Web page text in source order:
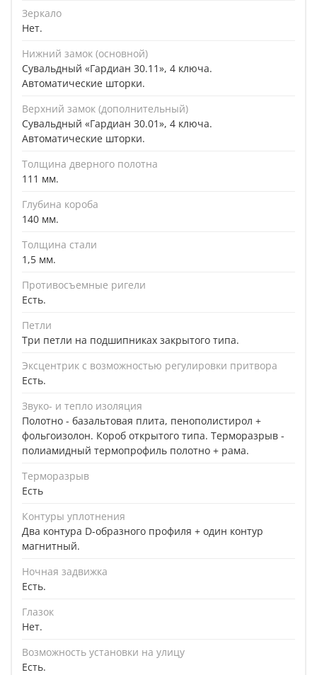
Зеркало
Нет.
Нижний замок (основной)
Сувальдный «Гардиан 30.11», 4 ключа.
Автоматические шторки.
Верхний замок (дополнительный)
Сувальдный «Гардиан 30.01», 4 ключа.
Автоматические шторки.
Толщина дверного полотна
111 мм.
Глубина короба
140 мм.
Толщина стали
1,5 мм.
Противосъемные ригели
Есть.
Петли
Три петли на подшипниках закрытого типа.
Эксцентрик с возможностью регулировки притвора
Есть.
Звуко- и тепло изоляция
Полотно - базальтовая плита, пенополистирол +
фольгоизолон. Короб открытого типа. Терморазрыв -
полиамидный термопрофиль полотно + рама.
Терморазрыв
Есть
Контуры уплотнения
Два контура D-образного профиля + один контур
магнитный.
Ночная задвижка
Есть.
Глазок
Нет.
Возможность установки на улицу
Есть.